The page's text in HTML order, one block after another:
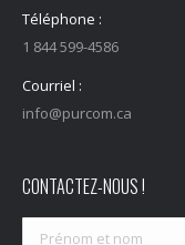
Téléphone :
1 844 599-4586
Courriel :
info@purcom.ca
CONTACTEZ-NOUS !